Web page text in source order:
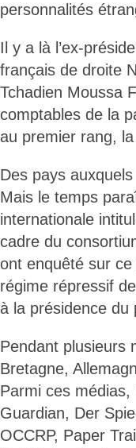
personnalités
Il y a là l’ex-
français de droite
Tchadien Moussa
comptables de la
au premier rang,
Des pays
Mais le temps
internationale
cadre du
ont enquêté sur
régime répressif
à la présidence du
Pendant plusieurs
Bretagne,
Parmi ces
Guardian, Der
OCCRP, Paper